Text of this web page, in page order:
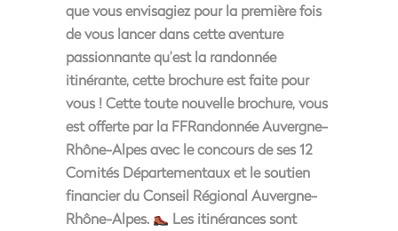
que vous envisagiez pour la première fois
de vous lancer dans cette aventure
passionnante qu’est la randonnée
itinérante, cette brochure est faite pour
vous ! Cette toute nouvelle brochure, vous
est offerte par la FFRandonnée Auvergne-
Rhône-Alpes avec le concours de ses 12
Comités Départementaux et le soutien
financier du Conseil Régional Auvergne-
Rhône-Alpes.
Les itinérances sont